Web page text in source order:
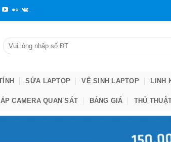
SỬA LAPTOP VỆ SINH LAPTOP LINH
CAMERA QUAN SÁT BẢNG GIÁ THỦ